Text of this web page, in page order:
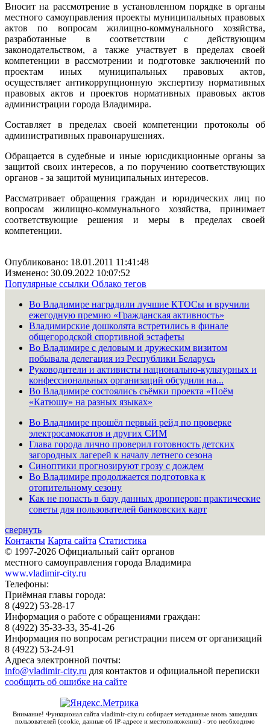
Вносит на рассмотрение в установленном порядке в органы
местного самоуправления проекты муниципальных правовых
актов по вопросам жилищно-коммунального хозяйства,
разработанные в соответствии с действующим
законодательством, а также участвует в пределах своей
компетенции в рассмотрении и подготовке заключений по
проектам иных муниципальных правовых актов,
осуществляет антикоррупционную экспертизу нормативных
правовых актов и проектов нормативных правовых актов
администрации города Владимира.
Составляет в пределах своей компетенции протоколы об
административных правонарушениях.
Обращается в судебные и иные юрисдикционные органы за
защитой своих интересов, а по поручению соответствующих
органов - за защитой муниципальных интересов.
Рассматривает обращения граждан и юридических лиц по
вопросам жилищно-коммунального хозяйства, принимает
соответствующие решения и меры в пределах своей
компетенции.
Опубликовано: 18.01.2011 11:41:48
Изменено: 30.09.2022 10:07:52
Популярные ссылки Облако тегов
Во Владимире наградили лучшие КТОСы и вручили
ежегодную премию «Гражданская активность»
Владимирские дошколята встретились в финале
общегородской спортивной эстафеты
Во Владимире с деловым и дружеским визитом
побывала делегация из Республики Беларусь
Руководители и активисты национально-культурных и
конфессиональных организаций обсудили на...
Во Владимире состоялись съёмки проекта «Поём
«Катюшу» на разных языках»
Во Владимире прошёл первый рейд по проверке
электросамокатов и других СИМ
Глава города лично проверил готовность детских
загородных лагерей к началу летнего сезона
Синоптики прогнозируют грозу с дождем
Во Владимире продолжается подготовка к
отопительному сезону
Как не попасть в базу данных дропперов: практические
советы для пользователей банковских карт
свернуть
Контакты Карта сайта Статистика
© 1997-2026 Официальный сайт органов
местного самоуправления города Владимира
www.vladimir-city.ru
Телефоны:
Приёмная главы города:
8 (4922) 53-28-17
Информация о работе с обращениями граждан:
8 (4922) 35-33-33, 35-41-26
Информация по вопросам регистрации писем от организаций
8 (4922) 53-24-91
Адреса электронной почты:
info@vladimir-city.ru для контактов и официальной переписки
сообщить об ошибке на сайте
Внимание! Функционал сайта vladimir-city.ru собирает метаданные вновь зашедших
пользователей (cookie, данные об IP-адресе и местоположении) - это необходимо